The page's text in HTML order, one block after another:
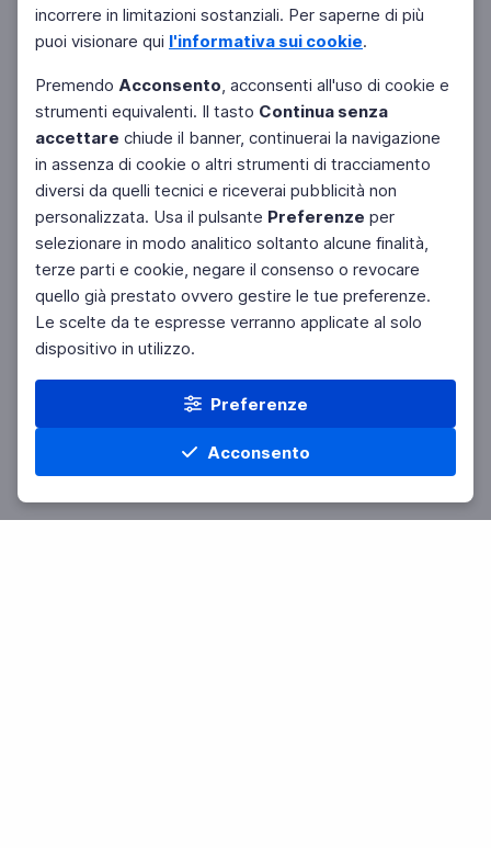
incorrere in limitazioni sostanziali. Per saperne di più
puoi visionare qui l'informativa sui cookie.
Premendo Acconsento, acconsenti all'uso di cookie e
strumenti equivalenti. Il tasto Continua senza
accettare chiude il banner, continuerai la navigazione
in assenza di cookie o altri strumenti di tracciamento
diversi da quelli tecnici e riceverai pubblicità non
personalizzata. Usa il pulsante Preferenze per
selezionare in modo analitico soltanto alcune finalità,
terze parti e cookie, negare il consenso o revocare
quello già prestato ovvero gestire le tue preferenze.
Le scelte da te espresse verranno applicate al solo
dispositivo in utilizzo.
Preferenze
Acconsento
Home Materie Cerca Menu
Facebook Twitter Instagram